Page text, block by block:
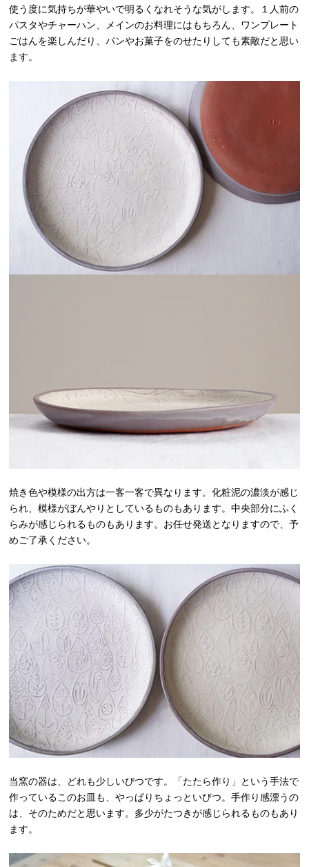
使う度に気持ちが華やいで明るくなれそうな気がします。１人前の
パスタやチャーハン、メインのお料理にはもちろん、ワンプレート
ごはんを楽しんだり、パンやお菓子をのせたりしても素敵だと思い
ます。
焼き色や模様の出方は一客一客で異なります。化粧泥の濃淡が感じ
られ、模様がぼんやりとしているものもあります。中央部分にふく
らみが感じられるものもあります。お任せ発送となりますので、予
めご了承ください。
当窯の器は、どれも少しいびつです。「たたら作り」という手法で
作っているこのお皿も、やっぱりちょっといびつ。手作り感漂うの
は、そのためだと思います。多少がたつきが感じられるものもあり
ます。